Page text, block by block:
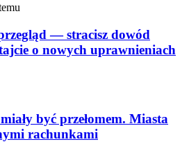
— stracisz dowód
o nowych uprawnieniach
być przełomem. Miasta
rachunkami